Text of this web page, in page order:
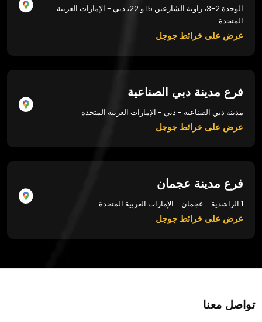
الوحدة 2-3، زاوية الشارعين 15 و 22، دبي - الإمارات العربية
المتحدة
عرض على خرائط جوجل
فرع مدينة دبي الصناعية
مدينة دبي الصناعية - دبي - الإمارات العربية المتحدة
عرض على خرائط جوجل
فرع مدينة عجمان
1 الراشدية - عجمان - الإمارات العربية المتحدة
عرض على خرائط جوجل
تواصل معنا